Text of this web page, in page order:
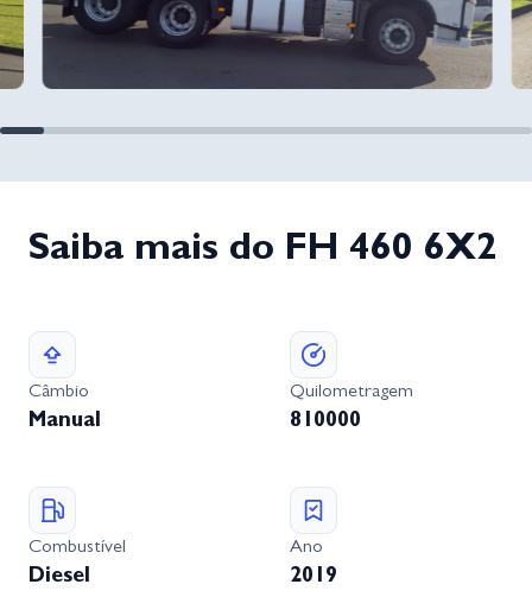
Saiba mais do FH 460 6X2
Câmbio
Manual
Quilometragem
810000
Combustível
Diesel
Ano
2019